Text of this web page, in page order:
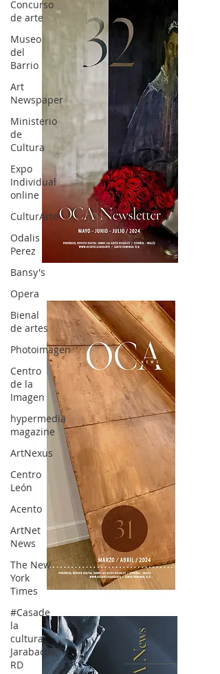
Concurso
de arte
Museo
del
Barrio
Art
Newspaper
Ministerio
de
Cultura
Expo
Individual
online
CulturArte
Odalis
Perez
Bansy's
Opera
Bienal
de artes
Photoimagen
Centro
de la
Imagen
hypermedia
magazine
ArtNexus
Centro
León
Acento
ArtNet
News
The New
York
Times
#Casade
la
cultura
Jarabacoa,
RD
OCA|News 32/ Mayo-Junio-Julio, 2023